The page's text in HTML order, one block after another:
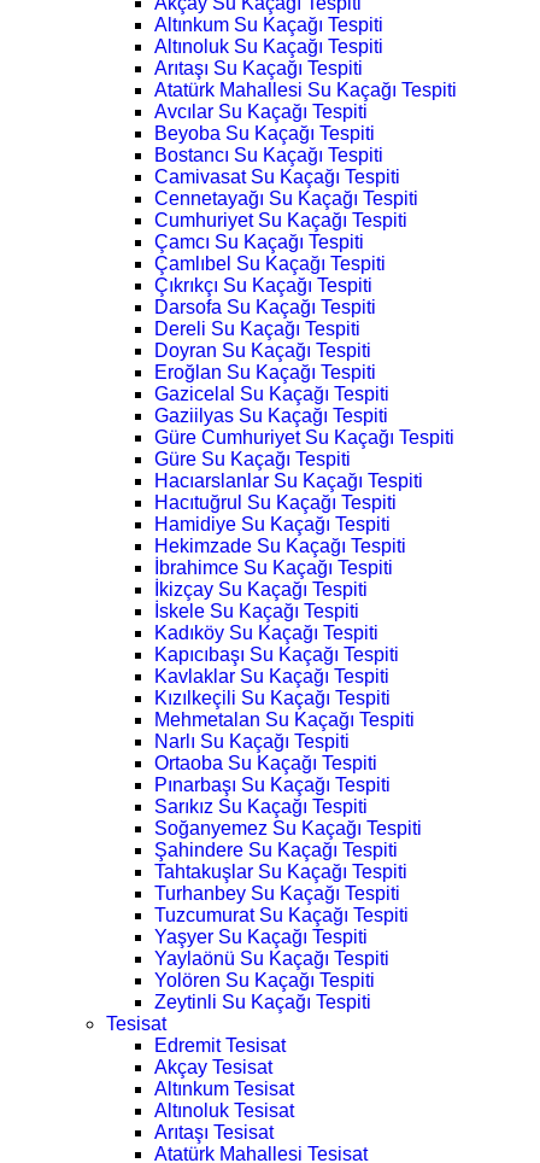
Altınkum Su Kaçağı Tespiti
Altınoluk Su Kaçağı Tespiti
Arıtaşı Su Kaçağı Tespiti
Atatürk Mahallesi Su Kaçağı Tespiti
Avcılar Su Kaçağı Tespiti
Beyoba Su Kaçağı Tespiti
Bostancı Su Kaçağı Tespiti
Camivasat Su Kaçağı Tespiti
Cennetayağı Su Kaçağı Tespiti
Cumhuriyet Su Kaçağı Tespiti
Çamcı Su Kaçağı Tespiti
Çamlıbel Su Kaçağı Tespiti
Çıkrıkçı Su Kaçağı Tespiti
Darsofa Su Kaçağı Tespiti
Dereli Su Kaçağı Tespiti
Doyran Su Kaçağı Tespiti
Eroğlan Su Kaçağı Tespiti
Gazicelal Su Kaçağı Tespiti
Gaziilyas Su Kaçağı Tespiti
Güre Cumhuriyet Su Kaçağı Tespiti
Güre Su Kaçağı Tespiti
Hacıarslanlar Su Kaçağı Tespiti
Hacıtuğrul Su Kaçağı Tespiti
Hamidiye Su Kaçağı Tespiti
Hekimzade Su Kaçağı Tespiti
İbrahimce Su Kaçağı Tespiti
İkizçay Su Kaçağı Tespiti
İskele Su Kaçağı Tespiti
Kadıköy Su Kaçağı Tespiti
Kapıcıbaşı Su Kaçağı Tespiti
Kavlaklar Su Kaçağı Tespiti
Kızılkeçili Su Kaçağı Tespiti
Mehmetalan Su Kaçağı Tespiti
Narlı Su Kaçağı Tespiti
Ortaoba Su Kaçağı Tespiti
Pınarbaşı Su Kaçağı Tespiti
Sarıkız Su Kaçağı Tespiti
Soğanyemez Su Kaçağı Tespiti
Şahindere Su Kaçağı Tespiti
Tahtakuşlar Su Kaçağı Tespiti
Turhanbey Su Kaçağı Tespiti
Tuzcumurat Su Kaçağı Tespiti
Yaşyer Su Kaçağı Tespiti
Yaylaönü Su Kaçağı Tespiti
Yolören Su Kaçağı Tespiti
Zeytinli Su Kaçağı Tespiti
Tesisat
Edremit Tesisat
Akçay Tesisat
Altınkum Tesisat
Altınoluk Tesisat
Arıtaşı Tesisat
Atatürk Mahallesi Tesisat